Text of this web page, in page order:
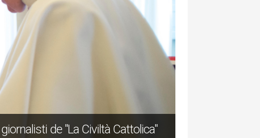
de "La Civiltà Cattolica"